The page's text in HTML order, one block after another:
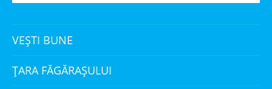
VEȘTI BUNE
ȚARA FĂGĂRAȘULUI